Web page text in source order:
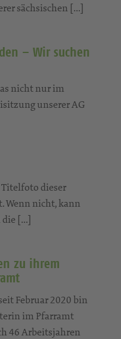
sächsischen […]
– Wir suchen
nicht nur im
unserer AG
dieser
Wenn nicht, kann
die […]
zu ihrem
Februar 2020 bin
im Pfarramt
46 Arbeitsjahren